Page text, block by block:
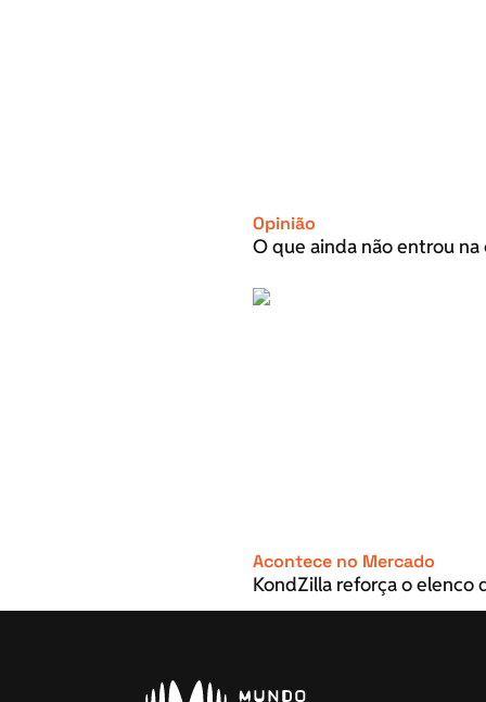
Opinião
O que ainda não entrou
Acontece no Mercado
KondZilla reforça o elenco